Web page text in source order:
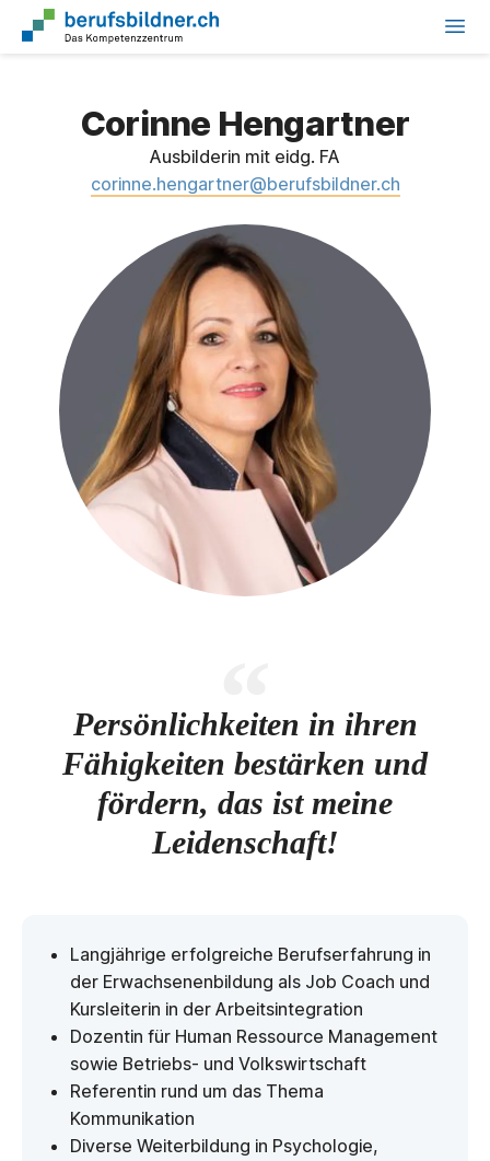
Corinne Hengartner
Ausbilderin mit eidg. FA
corinne.hengartner@berufsbildner.ch
Persönlichkeiten in ihren
Fähigkeiten bestärken und
fördern, das ist meine
Leidenschaft!
Langjährige erfolgreiche Berufserfahrung in
der Erwachsenenbildung als Job Coach und
Kursleiterin in der Arbeitsintegration
Dozentin für Human Ressource Management
sowie Betriebs- und Volkswirtschaft
Referentin rund um das Thema
Kommunikation
Diverse Weiterbildung in Psychologie,